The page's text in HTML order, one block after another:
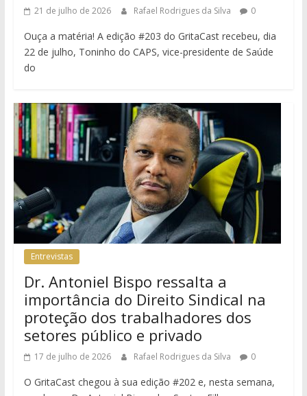
21 de julho de 2026 Rafael Rodrigues da Silva 0
Ouça a matéria! A edição #203 do GritaCast recebeu, dia
22 de julho, Toninho do CAPS, vice-presidente de Saúde
do
Entrevistas
Dr. Antoniel Bispo ressalta a
importância do Direito Sindical na
proteção dos trabalhadores dos
setores público e privado
17 de julho de 2026 Rafael Rodrigues da Silva 0
O GritaCast chegou à sua edição #202 e, nesta semana,